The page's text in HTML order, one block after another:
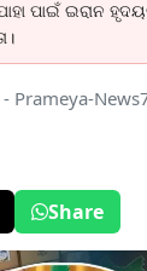
ପାଇଁ ଇରାନ
- Prameya-
Share